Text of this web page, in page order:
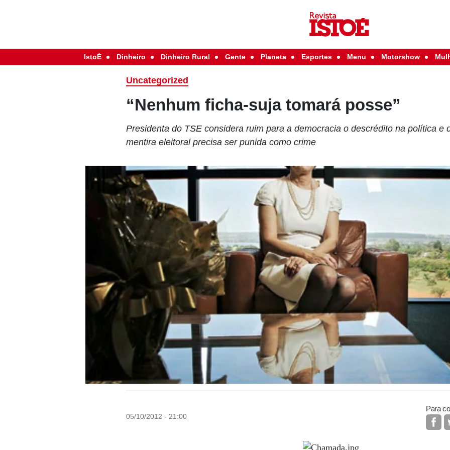
IstoÉ Dinheiro Dinheiro Rural Gente Planeta Esportes Menu Motorshow
Uncategorized
“Nenhum ficha-suja tomará posse”
Presidenta do TSE considera ruim para a democracia o descrédito na política e
mentira eleitoral precisa ser punida como crime
05/10/2012 - 21:00
Para